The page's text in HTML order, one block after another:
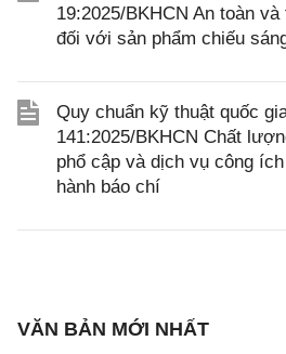
19:2025/BKHCN An toàn
đối với sản phẩm chiếu
Quy chuẩn kỹ thuật quốc
141:2025/BKHCN Chất
phổ cập và dịch vụ công
hành báo chí
VĂN BẢN MỚI NHẤT